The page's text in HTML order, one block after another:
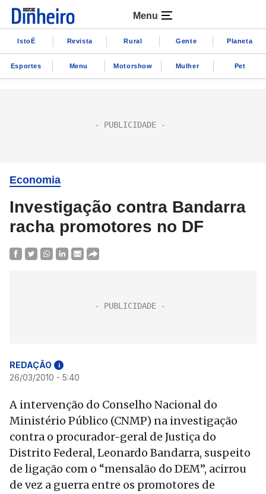
Menu
IstoÉ Revista Rural Gente Planeta
Esportes Menu Motorshow Mulher Pet
Economia
Investigação contra Bandarra
racha promotores no DF
REDAÇÃO i
26/03/2010 - 5:40
A intervenção do Conselho Nacional do
Ministério Público (CNMP) na investigação
contra o procurador-geral de Justiça do
Distrito Federal, Leonardo Bandarra, suspeito
de ligação com o “mensalão do DEM”, acirrou
de vez a guerra entre os promotores de